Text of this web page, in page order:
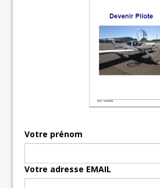
Votre prénom
Votre adresse EMAIL